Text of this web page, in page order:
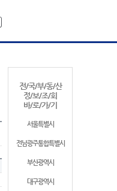
전/국/부/동/산
정/보/조/회
바/로/가/기
서울특별시
전남광주통합특별시
부산광역시
대구광역시